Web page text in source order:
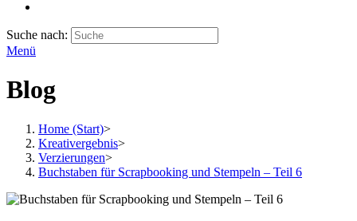
Suche nach:
Menü
Blog
Home (Start)>
Kreativergebnis>
Verzierungen>
Buchstaben für Scrapbooking und Stempeln – Teil 6